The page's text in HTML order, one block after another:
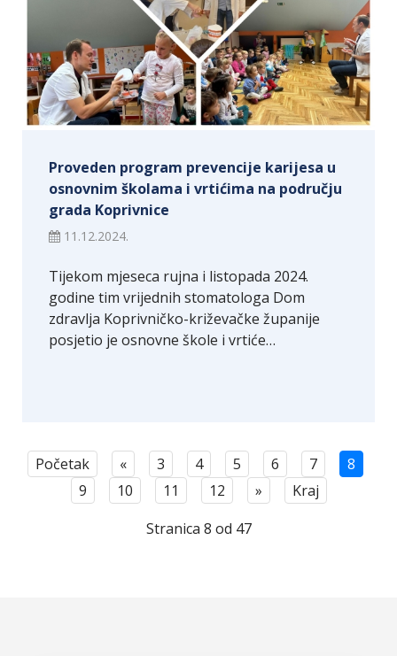
Proveden program prevencije karijesa u
osnovnim školama i vrtićima na području
grada Koprivnice
11.12.2024.
Tijekom mjeseca rujna i listopada 2024.
godine tim vrijednih stomatologa Dom
zdravlja Koprivničko-križevačke županije
posjetio je osnovne škole i vrtiće…
Početak « 3 4 5 6 7
8
9
10 11 12 »
Kraj
Stranica 8 od 47